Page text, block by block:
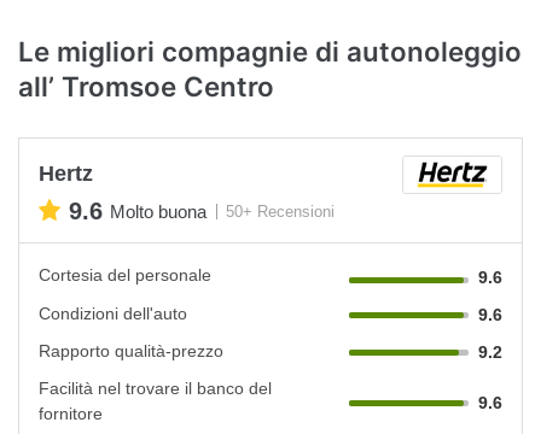
Le migliori compagnie di autonoleggio
all’ Tromsoe Centro
Hertz
9.6 Molto buona 50+ Recensioni
Cortesia del personale
9.6
Condizioni dell'auto
9.6
Rapporto qualità-prezzo
9.2
Facilità nel trovare il banco del
fornitore
9.6